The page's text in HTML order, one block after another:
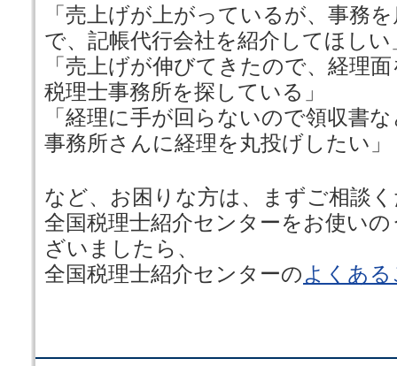
「売上げが上がっているが、事務
で、記帳代行会社を紹介してほしい
「売上げが伸びてきたので、経理
税理士事務所を探している」
「経理に手が回らないので領収書
事務所さんに経理を丸投げしたい」
など、お困りな方は、まずご相談
全国税理士紹介センターをお使い
ざいましたら、
全国税理士紹介センターのよくあ